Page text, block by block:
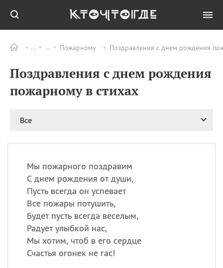
Пожарному Поздравления с днем рождения
Поздравления с днем рождения
пожарному в стихах
Все
Мы пожарного поздравим
С днем рождения от души,
Пусть всегда он успевает
Все пожары потушить,
Будет пусть всегда веселым,
Радует улыбкой нас,
Мы хотим, чтоб в его сердце
Счастья огонек не гас!
ПРАЗДНИКИ Все
08.08 День «Счастье
случается» (Happiness
Happens Day)
великомученика
покровителя всех
врачей и целителя
больных
09.08
ИМЕНА